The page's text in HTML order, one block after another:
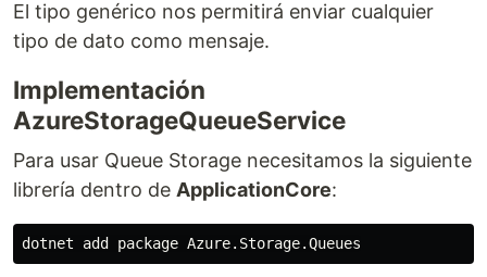
El tipo genérico nos permitirá enviar cualquier
tipo de dato como mensaje.
Implementación
AzureStorageQueueService
Para usar Queue Storage necesitamos la siguiente
librería dentro de ApplicationCore: